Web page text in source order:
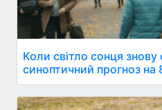
Коли світло сонця знову
синоптичний прогноз на